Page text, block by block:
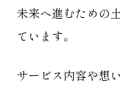
未来へ進むための
ています。
サービス内容や想